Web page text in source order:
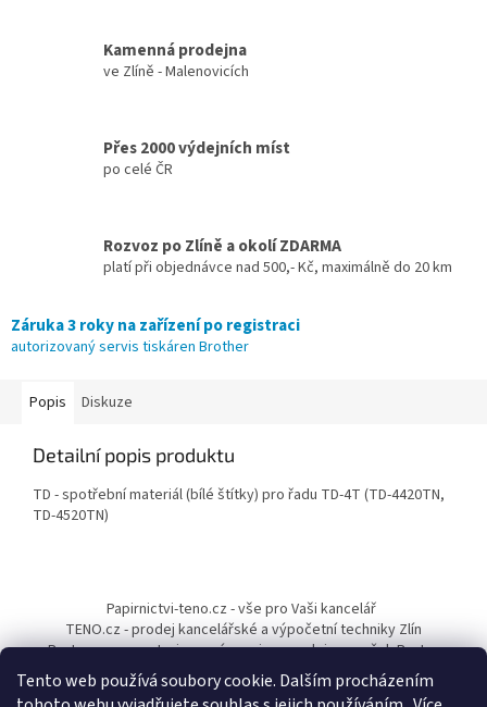
Tento web používá soubory cookie. Dalším procházením
Kamenná prodejna
ve Zlíně - Malenovicích
Přes 2000 výdejních míst
po celé ČR
Rozvoz po Zlíně a okolí ZDARMA
platí při objednávce nad 500,- Kč, maximálně do 20 km
Záruka 3 roky na zařízení po registraci
autorizovaný servis tiskáren Brother
Popis Diskuze
Detailní popis produktu
TD - spotřební materiál (bílé štítky) pro řadu TD-4T (TD-4420TN,
TD-4520TN)
a
Papirnictvi-teno.cz - vše pro Vaši kancelář
TENO.cz - prodej kancelářské a výpočetní techniky Zlín
Pantum-cr.cz - autorizovaný servis a prodejce značek Pantum